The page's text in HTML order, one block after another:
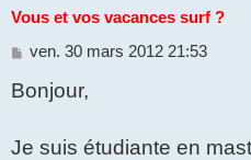
Vous et vos vacances surf ?
M
s
g
ven. 30 mars 2012 21:53
Bonjour,
Je suis étudiante en